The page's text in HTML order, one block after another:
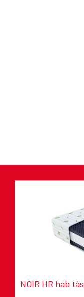
NOIR HR hab